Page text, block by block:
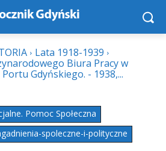
Lata 1918-1939
Biura Pracy w
Gdyńskiego. - 1938,...
Pomoc Społeczna
spoleczne-i-polityczne